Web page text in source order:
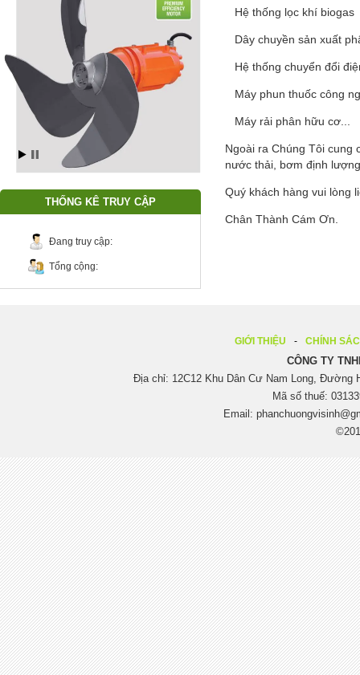
Hệ thống lọc khí biogas
Dây chuyền sản xuất
Hệ thống chuyển đổi
Máy phun thuốc công
Máy rải phân hữu cơ...
Ngoài ra Chúng Tôi cung
nước thải, bơm định
Quý khách hàng vui lòng
Chân Thành Cám Ơn.
THỐNG KÊ TRUY CẬP
Đang truy cập:
Tổng cộng:
GIỚI THIỆU CHÍNH
CÔNG TY
Địa chỉ: 12C12 Khu Dân Cư Nam Long, Đường
Mã số thuế:
Email: